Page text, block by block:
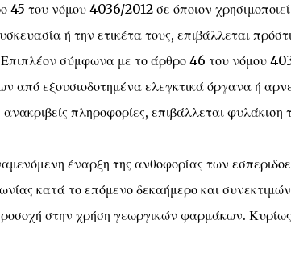
45 του νόμου 4036/2012 σε όποιον
ή την ετικέτα τους, επιβάλλεται
σύμφωνα με το άρθρο 46 του νόμου
από εξουσιοδοτημένα ελεγκτικά όργανα ή
πληροφορίες, επιβάλλεται φυλάκιση
έναρξη της ανθοφορίας των
κατά το επόμενο δεκαήμερο και
στην χρήση γεωργικών φαρμάκων.